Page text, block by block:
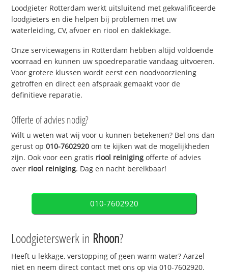
Loodgieter Rotterdam werkt uitsluitend met gekwalificeerde
loodgieters en die helpen bij problemen met uw
waterleiding, CV, afvoer en riool en daklekkage.
Onze servicewagens in Rotterdam hebben altijd voldoende
voorraad en kunnen uw spoedreparatie vandaag uitvoeren.
Voor grotere klussen wordt eerst een noodvoorziening
getroffen en direct een afspraak gemaakt voor de
definitieve reparatie.
Offerte of advies nodig?
Wilt u weten wat wij voor u kunnen betekenen? Bel ons dan
gerust op010-7602920 om te kijken wat de mogelijkheden
zijn. Ook voor een gratis riool reiniging offerte of advies
over riool reiniging. Dag en nacht bereikbaar!
010-7602920
Loodgieterswerk in Rhoon?
Heeft u lekkage, verstopping of geen warm water? Aarzel
niet en neem direct contact met ons op via 010-7602920.